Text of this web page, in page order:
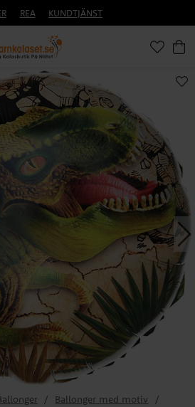
REA KUNDTJÄNST
Ballonger med motiv